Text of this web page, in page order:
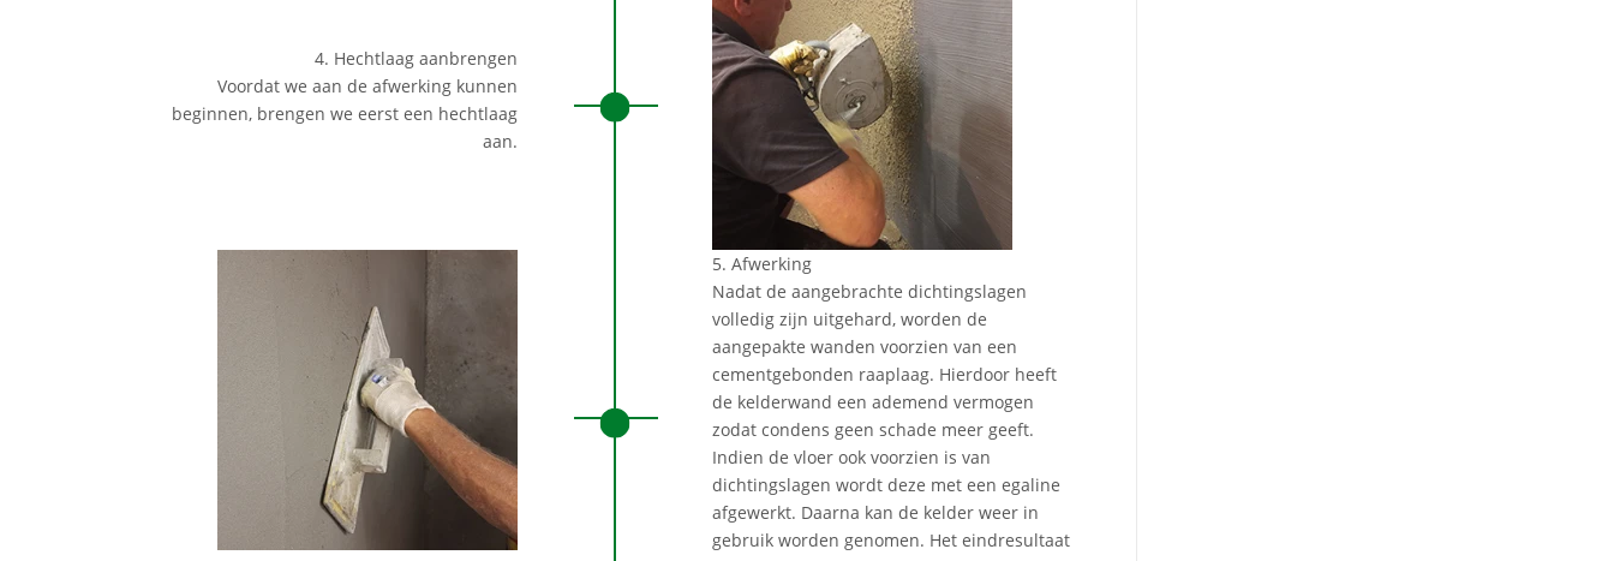
4. Hechtlaag aanbrengen
Voordat we aan de afwerking kunnen
beginnen, brengen we eerst een hechtlaag
aan.
5. Afwerking
Nadat de aangebrachte dichtingslagen
volledig zijn uitgehard, worden de
aangepakte wanden voorzien van een
cementgebonden raaplaag. Hierdoor heeft
de kelderwand een ademend vermogen
zodat condens geen schade meer geeft.
Indien de vloer ook voorzien is van
dichtingslagen wordt deze met een egaline
afgewerkt. Daarna kan de kelder weer in
gebruik worden genomen. Het eindresultaat